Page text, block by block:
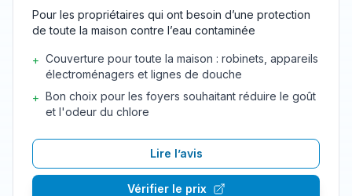
Pour les propriétaires qui ont besoin d’une protection
de toute la maison contre l’eau contaminée
+ Couverture pour toute la maison : robinets, appareils
électroménagers et lignes de douche
+ Bon choix pour les foyers souhaitant réduire le goût
et l'odeur du chlore
Lire l’avis
Vérifier le prix